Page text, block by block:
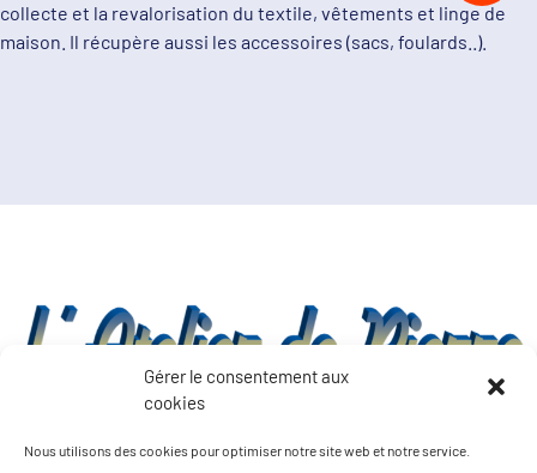
Gérer le consentement aux
cookies
Nous utilisons des cookies pour optimiser notre site web et notre service.
collecte et la revalorisation du textile, vêtements et linge de
maison. Il récupère aussi les accessoires (sacs, foulards..).